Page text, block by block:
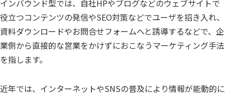
インバウンド型では、自社HPやブログなどのウェブサイトで
役立つコンテンツの発信やSEO対策などでユーザを招き入れ、
資料ダウンロードやお問合せフォームへと誘導するなどで、企
業側から直接的な営業をかけずにおこなうマーケティング手法
を指します。
近年では、インターネットやSNSの普及により情報が能動的に